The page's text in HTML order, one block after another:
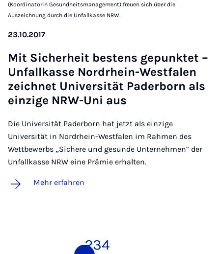
(Koordinatorin Gesundheitsmanagement) freuen sich über die
Auszeichnung durch die Unfallkasse NRW.
23.10.2017
Mit Si­cher­heit bes­tens ge­punk­tet –
Un­fall­kas­se Nord­rhein-West­fa­len
zeich­net Uni­ver­si­tät Pa­der­born als
ein­zi­ge NRW-Uni aus
Die Universität Paderborn hat jetzt als einzige
Universität in Nordrhein-Westfalen im Rahmen des
Wettbewerbs „Sichere und gesunde Unternehmen“ der
Unfallkasse NRW eine Prämie erhalten.
Mehr erfahren
1 234